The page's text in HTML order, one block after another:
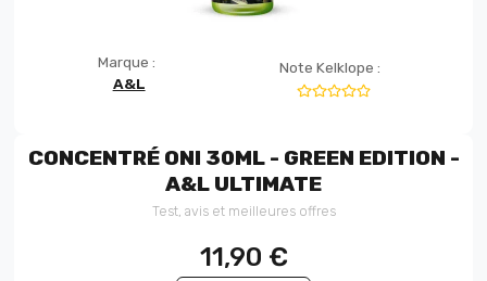
Marque :
A&L
Note Kelklope :
CONCENTRÉ ONI 30ML - GREEN EDITION -
A&L ULTIMATE
Test, avis et meilleures offres
11,90 €